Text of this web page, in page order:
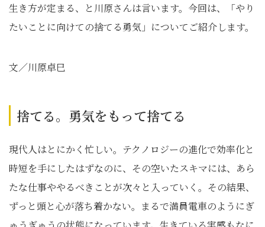
生き方が定まる、と川原さんは言います。今回は、「やり
たいことに向けての捨てる勇気」についてご紹介します。
文／川原卓巳
捨てる。勇気をもって捨てる
現代人はとにかく忙しい。テクノロジーの進化で効率化と
時短を手にしたはずなのに、その空いたスキマには、あら
たな仕事ややるべきことが次々と入っていく。その結果、
ずっと頭と心が落ち着かない。まるで満員電車のようにぎ